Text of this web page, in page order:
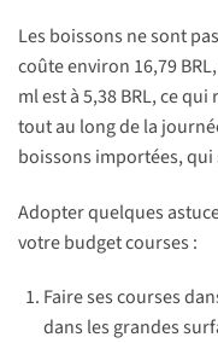
Les boissons ne sont
coûte environ 16,79
ml est à 5,38 BRL, ce
tout au long de la
boissons importées,
Adopter quelques
votre budget courses :
Faire ses courses
dans les grandes